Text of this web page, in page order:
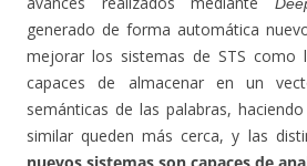
generado de forma automática
mejorar los sistemas de STS como
capaces de almacenar en un
semánticas de las palabras,
similar queden más cerca, y las